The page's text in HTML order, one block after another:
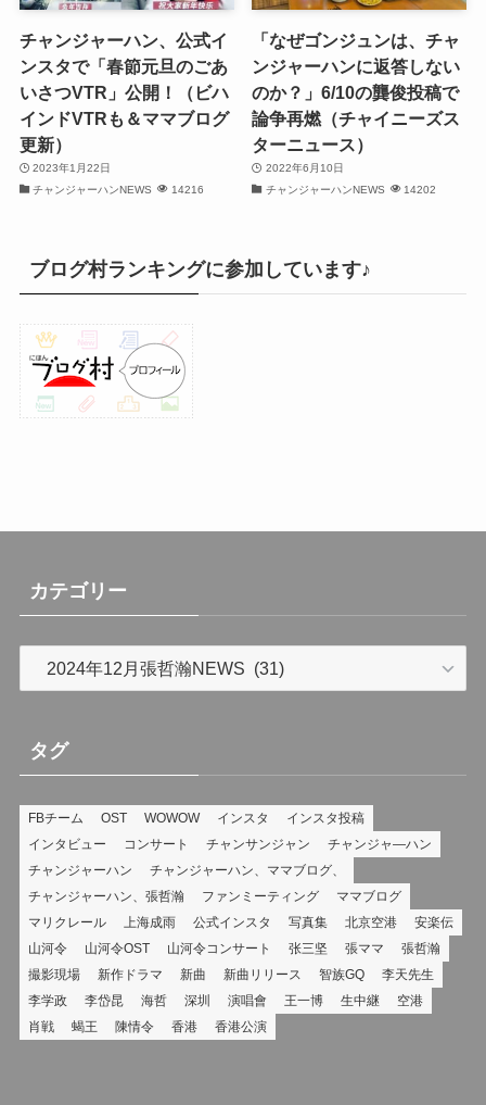
(32)
(31)
チャンジャーハン、公式イ
ンスタで「春節元旦のごあ
いさつVTR」公開！（ビハ
インドVTRも＆ママブログ
更新）
2023年1月22日
チャンジャーハンNEWS
14216
「なぜゴンジュンは、チャ
ンジャーハンに返答しない
のか？」6/10の龔俊投稿で
論争再燃（チャイニーズス
ターニュース）
2022年6月10日
チャンジャーハンNEWS
14202
ブログ村ランキングに参加しています♪
カテゴリー
ー
タグ
FBチーム OST WOWOW インスタ
インスタ投稿
インタビュー
コンサート チャンサンジャン
チャンジャ―ハン
チャンジャーハン
チャンジャーハン、ママブログ、
チャンジャーハン、張哲瀚
ファンミーティング
ママブログ
マリクレール
上海成雨 公式インスタ 写真集 北京空港
安楽伝
山河令
山河令OST 山河令コンサート 张三坚 張ママ
張哲瀚
撮影現場
新作ドラマ 新曲 新曲リリース 智族GQ
李天先生
李学政
李岱昆 海哲 深圳 演唱會 王一博 生中継
空港
肖戦
蝎王 陳情令 香港 香港公演